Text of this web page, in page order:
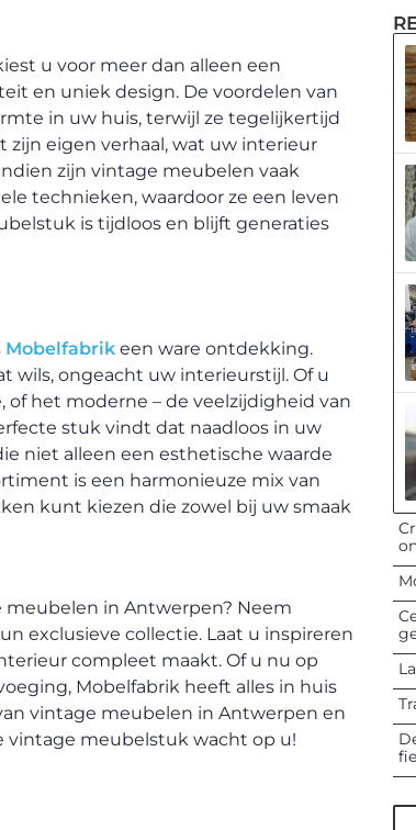
u voor meer dan alleen een
en uniek design. De voordelen van
in uw huis, terwijl ze tegelijkertijd
zijn eigen verhaal, wat uw interieur
zijn vintage meubelen vaak
technieken, waardoor ze een leven
is tijdloos en blijft generaties
Mobelfabrik een ware ontdekking.
wils, ongeacht uw interieurstijl. Of u
het moderne – de veelzijdigheid van
stuk vindt dat naadloos in uw
niet alleen een esthetische waarde
is een harmonieuze mix van
kunt kiezen die zowel bij uw smaak
in Antwerpen? Neem
exclusieve collectie. Laat u inspireren
compleet maakt. Of u nu op
Mobelfabrik heeft alles in huis
vintage meubelen in Antwerpen en
vintage meubelstuk wacht op u!